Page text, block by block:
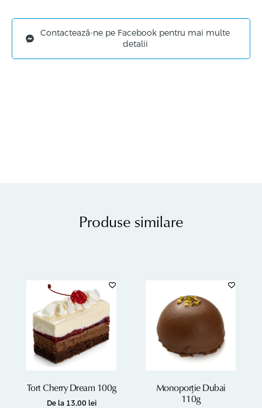
Contactează-ne pe Facebook pentru mai multe
detalii
Produse similare
Tort Cherry Dream 100g
De la 13,00 lei
Monoporție Dubai
110g